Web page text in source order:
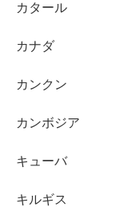
カタール
カナダ
カンクン
カンボジア
キューバ
キルギス